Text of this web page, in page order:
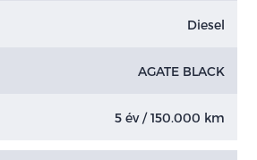
Diesel
AGATE BLACK
5 év / 150.000 km